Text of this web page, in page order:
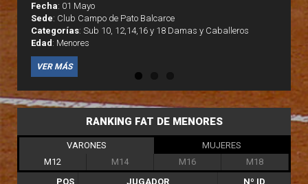
Fecha: 01 Mayo
Sede: Club Campo de Pato Balcarce
Categorías: Sub 10, 12,14,16 y 18 Damas y Caballeros
Edad : Menores
VER MÁS
Fecha
Sede
Categorías
Edad
Fecha
Sede
Categorías
Edad
RANKING FAT DE MENORES
VARONES
MUJERES
M12
M14 M16
M18
POS
JUGADOR
Nº ID